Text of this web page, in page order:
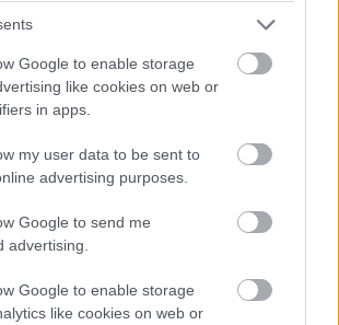
Google to enable storage
like cookies on web or
in apps.
my user data to be sent to
advertising purposes.
Google to send me
advertising.
Google to enable storage
like cookies on web or